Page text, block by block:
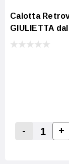
Calotta
GIULIETTA
Decrease
- +